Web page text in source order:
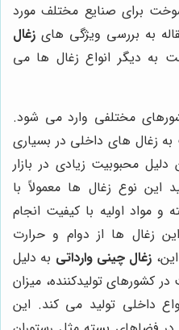
برای صنایع مختلف مورد
به بررسی ویژگی های زغال
به دیگر انواع زغال ها می
مختلفی وارد می شود.
زغال های داخلی در بسیاری
محبوبیت زیادی در بازار
این نوع زغال ها معمولاً با
و مواد اولیه با کیفیت انجام
زغال ها از دوام و حرارت
زغال چینی وارداتی به دلیل
کشورهای تولیدکننده، میزان
داخلی تولید می کند. این